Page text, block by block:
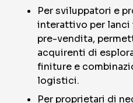
Per sviluppatori e
interattivo per lanci
pre-vendita,
acquirenti di
finiture e
logistici.
Per proprietari di